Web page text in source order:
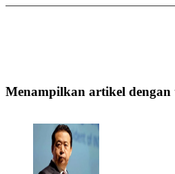
Menampilkan artikel dengan